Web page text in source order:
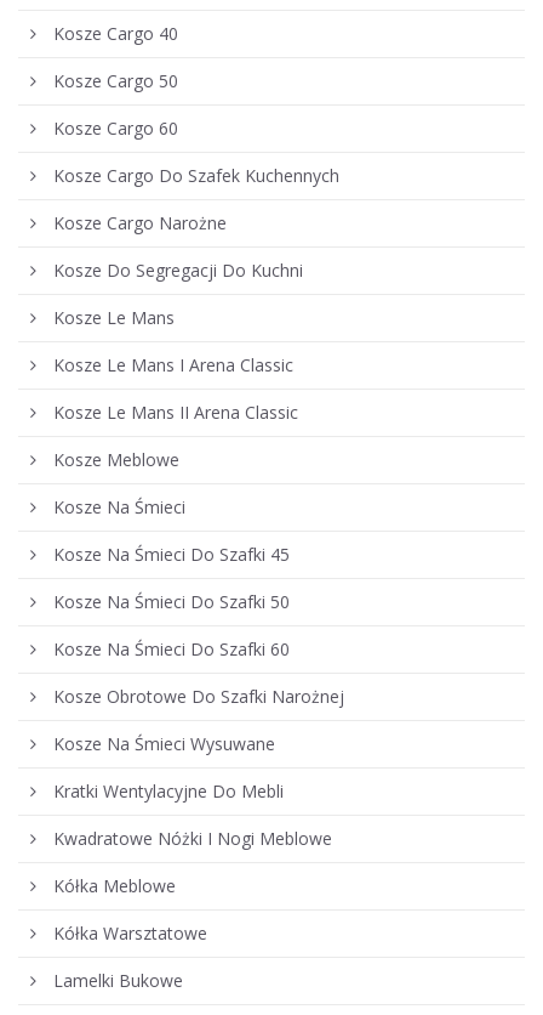
Kosze Cargo 40
Kosze Cargo 50
Kosze Cargo 60
Kosze Cargo Do Szafek Kuchennych
Kosze Cargo Narożne
Kosze Do Segregacji Do Kuchni
Kosze Le Mans
Kosze Le Mans I Arena Classic
Kosze Le Mans II Arena Classic
Kosze Meblowe
Kosze Na Śmieci
Kosze Na Śmieci Do Szafki 45
Kosze Na Śmieci Do Szafki 50
Kosze Na Śmieci Do Szafki 60
Kosze Obrotowe Do Szafki Narożnej
Kosze Na Śmieci Wysuwane
Kratki Wentylacyjne Do Mebli
Kwadratowe Nóżki I Nogi Meblowe
Kółka Meblowe
Kółka Warsztatowe
Lamelki Bukowe